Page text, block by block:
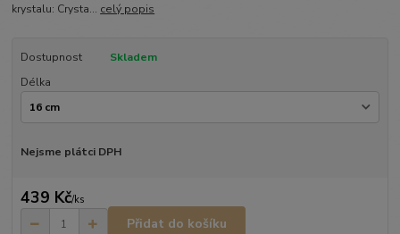
krystalu: Crysta... celý popis
Dostupnost
Skladem
Délka
Nejsme plátci DPH
439 Kč/ks
Přidat do košíku